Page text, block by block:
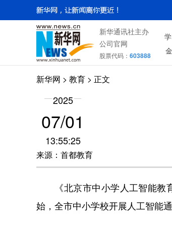
新华通讯社主办
公司官网
股票代码： 603888
新华网 > 教育 > 正文
2025
07/01
13:55:25
来源：首都教育
《北京市中小学人工智能教
始，全市中小学校开展人工智能